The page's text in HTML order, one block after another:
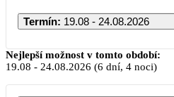
Termín: 19.08 - 24.08.2026
PO ÚT
Nejlepší možnost v tomto období:
19.08 - 24.08.2026 (6 dní, 4 noci)